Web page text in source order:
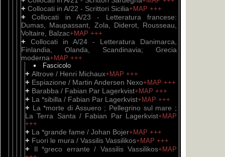
+ Collocati in A/22 - Scrittori Sicilia+MAP +++
+Collocati in A/23 - Letteratura francese:
Dumas, Maupassant, Zola, Diderot, Rousseau,
Voltaire, Balzac+MAP +++
+ Collocati in A/24 - Letteratura Danimarca,
Finlandia, Olanda, Scandinavia; Grecia
moderna+MAP +++
Fascicolo
+ Altrove / Henri Michaux+MAP +++
+ Espiazione / Martin Andersen Nexo+MAP +++
+ Barabba / Fabian Par Lagerkvist+MAP +++
+ La *sibilla / Fabian Par Lagerkvist+MAP +++
+ La *morte di Assuero ; Pellegrino sul mare ;
La Terra Santa / Fabian Par Lagerkvist+MAP
+++
+ La *grande fame / Johan Bojer+MAP +++
+ Fuori le mura / Vassilis Vassilikos+MAP +++
+ Il *greco errante / Vassilis Vassilikos+MAP